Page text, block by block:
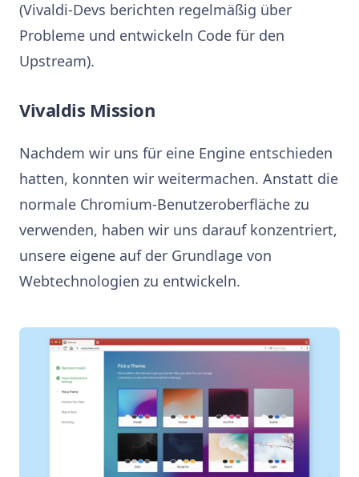
(Vivaldi-Devs berichten regelmäßig über
Probleme und entwickeln Code für den
Upstream).
Vivaldis Mission
Nachdem wir uns für eine Engine entschieden
hatten, konnten wir weitermachen. Anstatt die
normale Chromium-Benutzeroberfläche zu
verwenden, haben wir uns darauf konzentriert,
unsere eigene auf der Grundlage von
Webtechnologien zu entwickeln.